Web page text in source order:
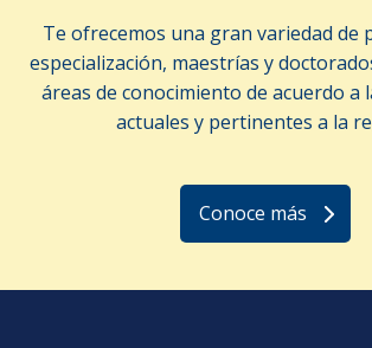
Te ofrecemos una gran variedad de
especialización, maestrías y
áreas de conocimiento de acuerdo a
actuales y pertinentes a la
Conoce más